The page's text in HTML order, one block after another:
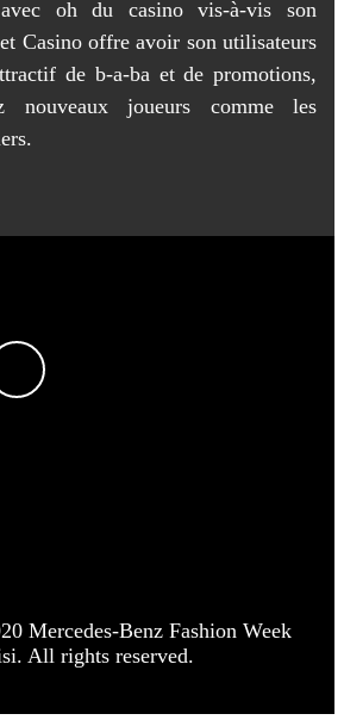
oh du casino vis-à-vis son
Casino offre avoir son utilisateurs
de b-a-ba et de promotions,
nouveaux joueurs comme les
Mercedes-Benz Fashion Week
All rights reserved.